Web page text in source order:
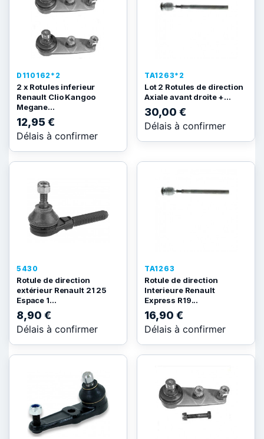
D110162*2
2 x Rotules inferieur
Renault Clio Kangoo
Megane...
12,95 €
Délais à confirmer
TA1263*2
Lot 2 Rotules de direction
Axiale avant droite +...
30,00 €
Délais à confirmer
5430
Rotule de direction
extérieur Renault 21 25
Espace 1...
8,90 €
Délais à confirmer
TA1263
Rotule de direction
Interieure Renault
Express R19...
16,90 €
Délais à confirmer